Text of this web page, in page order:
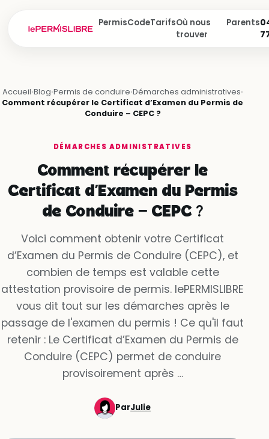
PermisCodeTarifsOù nous
trouver
Parents
Accueil›Blog›Permis de conduire›Démarches administratives›
Comment récupérer le Certificat d’Examen du Permis de
Conduire – CEPC ?
DÉMARCHES ADMINISTRATIVES
Comment récupérer le
Certificat d’Examen du Permis
de Conduire – CEPC ?
Voici comment obtenir votre Certificat
d’Examen du Permis de Conduire (CEPC), et
combien de temps est valable cette
attestation provisoire de permis. lePERMISLIBRE
vous dit tout sur les démarches après le
passage de l'examen du permis ! Ce qu'il faut
retenir : Le Certificat d’Examen du Permis de
Conduire (CEPC) permet de conduire
provisoirement après …
ParJulie